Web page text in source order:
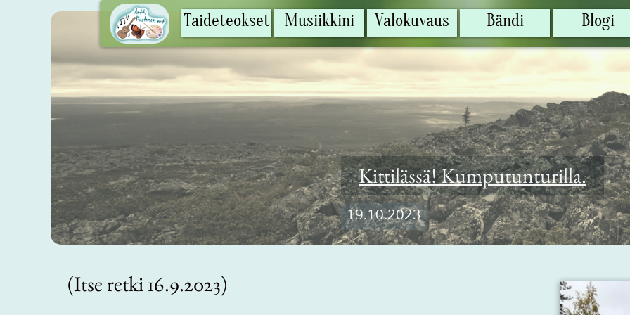
Taideteokset Musiikkini Valokuvaus Bändi Blogi
Taideteokset Musiikkini Valokuvaus Bändi Blogi
Kittilässä! Kumputunturilla.
19.10.2023
(Itse retki 16.9.2023)